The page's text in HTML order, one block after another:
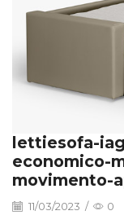
lettiesofa-
economico-
movimento-
11/03/2023 / 0